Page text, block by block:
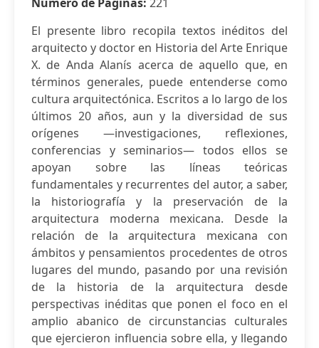
El presente libro recopila textos inéditos del
arquitecto y doctor en Historia del Arte Enrique
X. de Anda Alanís acerca de aquello que, en
términos generales, puede entenderse como
cultura arquitectónica. Escritos a lo largo de los
últimos 20 años, aun y la diversidad de sus
orígenes —investigaciones, reflexiones,
conferencias y seminarios— todos ellos se
apoyan sobre las líneas teóricas
fundamentales y recurrentes del autor, a saber,
la historiografía y la preservación de la
arquitectura moderna mexicana. Desde la
relación de la arquitectura mexicana con
ámbitos y pensamientos procedentes de otros
lugares del mundo, pasando por una revisión
de la historia de la arquitectura desde
perspectivas inéditas que ponen el foco en el
amplio abanico de circunstancias culturales
que ejercieron influencia sobre ella, y llegando